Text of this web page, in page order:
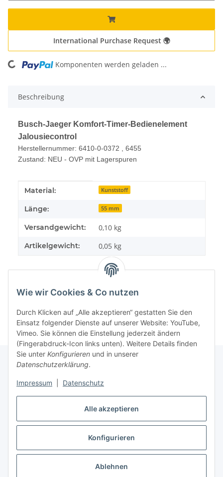
Alle akzeptieren
Konfigurieren
Ablehnen
Wie wir Cookies & Co nutzen
Durch Klicken auf „Alle akzeptieren“ gestatten Sie den
Einsatz folgender Dienste auf unserer Website: YouTube,
Vimeo. Sie können die Einstellung jederzeit ändern
(Fingerabdruck-Icon links unten). Weitere Details finden
Sie unter Konfigurieren und in unserer
Datenschutzerklärung.
Impressum Datenschutz
International Purchase Request 🌍
Loading... Komponenten werden geladen ...
Beschreibung
Busch-Jaeger Komfort-Timer-Bedienelement
Jalousiecontrol
Herstellernummer: 6410-0-0372 , 6455
Zustand: NEU - OVP mit Lagerspuren
Produkteigenschaft
Wert
Material: Kunststoff
Länge: 55 mm
Versandgewicht: 0,10 kg
Artikelgewicht: 0,05 kg
Informationen
Gesetzliche Informationen
Vertrag widerrufen
* Alle Preise inkl. gesetzlicher USt., inkl.Versand